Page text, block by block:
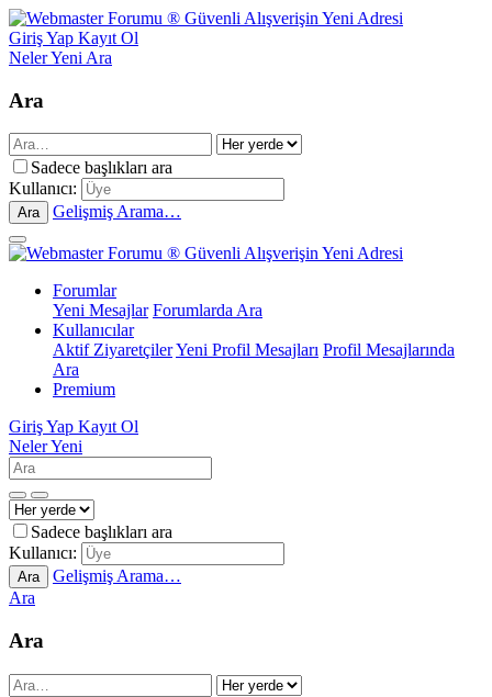
Giriş Yap Kayıt Ol
Neler Yeni Ara
Ara
Sadece başlıkları ara
Kullanıcı:
Ara Gelişmiş Arama…
Forumlar
Yeni Mesajlar Forumlarda Ara
Kullanıcılar
Aktif ZiyaretçilerYeni Profil Mesajları Profil Mesajlarında
Ara
Premium
Giriş Yap Kayıt Ol
Neler Yeni
Sadece başlıkları ara
Kullanıcı:
Ara
Gelişmiş Arama…
Ara
Ara